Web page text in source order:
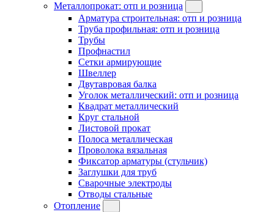
Металлопрокат: отп и розница
Арматура строительная: отп и розница
Труба профильная: отп и розница
Трубы
Профнастил
Сетки армирующие
Швеллер
Двутавровая балка
Уголок металлический: отп и розница
Квадрат металлический
Круг стальной
Листовой прокат
Полоса металлическая
Проволока вязальная
Фиксатор арматуры (стульчик)
Заглушки для труб
Сварочные электроды
Отводы стальные
Отопление